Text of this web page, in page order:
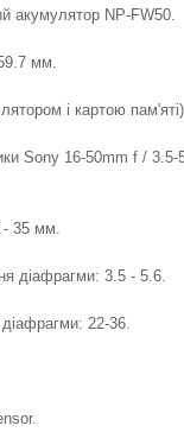
акумулятор NP-FW50.
мм.
і картою пам'яті).
Sony 16-50mm f /
- 35 мм.
діафрагми: 3.5 - 5.6.
22-36.